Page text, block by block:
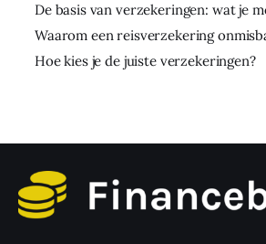
De basis van verzekeringen: wat je
Waarom een reisverzekering
Hoe kies je de juiste verzekeringen?